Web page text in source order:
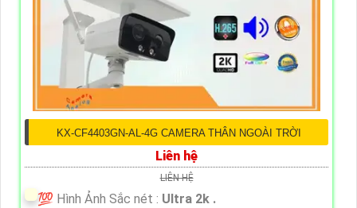
KX-CF4403GN-AL-4G CAMERA THÂN NGOÀI TRỜI
Liên hệ
LIÊN HỆ
💯 Hình Ảnh Sắc nét : Ultra 2k .